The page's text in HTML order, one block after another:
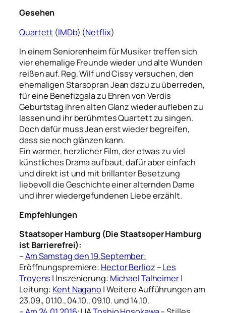
Gesehen
Quartett (IMDb) (Netflix)
In einem Seniorenheim für Musiker treffen sich
vier ehemalige Freunde wieder und alte Wunden
reißen auf. Reg, Wilf und Cissy versuchen, den
ehemaligen Starsopran Jean dazu zu überreden,
für eine Benefizgala zu Ehren von Verdis
Geburtstag ihren alten Glanz wieder aufleben zu
lassen und ihr berühmtes Quartett zu singen.
Doch dafür muss Jean erst wieder begreifen,
dass sie noch glänzen kann.
Ein warmer, herzlicher Film, der etwas zu viel
künstliches Drama aufbaut, dafür aber einfach
und direkt ist und mit brillanter Besetzung
liebevoll die Geschichte einer alternden Dame
und ihrer wiedergefundenen Liebe erzählt.
Empfehlungen
Staatsoper Hamburg (Die Staatsoper Hamburg
ist Barrierefrei):
–Am Samstag den 19.September:
Eröffnungspremiere: Hector Berlioz –Les
Troyens | Inszenierung: Michael Talheimer|
Leitung: Kent Nagano | Weitere Aufführungen am
23.09., 01.10., 04.10., 09.10. und 14.10.